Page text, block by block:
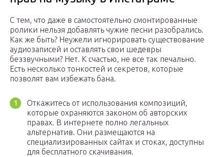
С тем, что даже в самостоятельно смонтированные
ролики нельзя добавлять чужие песни разобрались.
Как же быть? Неужели игнорировать существование
аудиозаписей и оставлять свои шедевры
беззвучными? Нет. К счастью, не все так печально.
Есть несколько тонкостей и секретов, которые
позволят вам избежать бана.
Откажитесь от использования композиций,
которые охраняются законом об авторских
правах. В интернете полно легальных
альтернатив. Они размещаются на
специализированных сайтах и стоках, доступны
для бесплатного скачивания.